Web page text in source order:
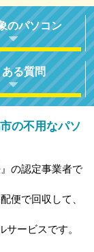
のパソコン
る質問
の不用なパソ
の認定事業者で
便で回収して、
ービスです。